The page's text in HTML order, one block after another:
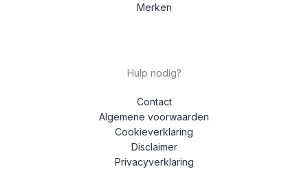
Merken
Hulp nodig?
Contact
Algemene voorwaarden
Cookieverklaring
Disclaimer
Privacyverklaring